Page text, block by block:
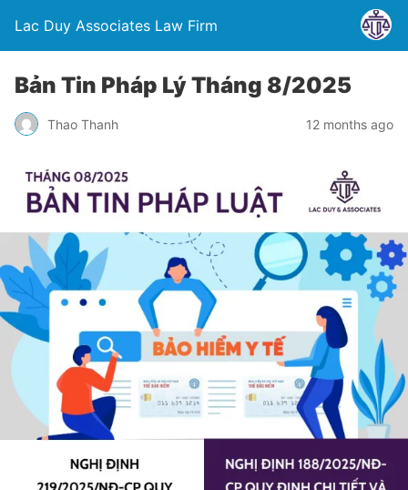
Lac Duy Associates Law Firm
Bản Tin Pháp Lý Tháng 8/2025
Thao Thanh 12 months ago